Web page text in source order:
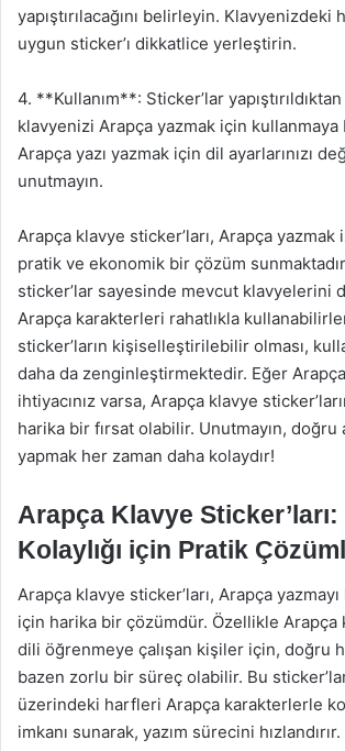
yapıştırılacağını belirleyin.
uygun sticker’ı dikkatlice yerleştirin.
4. **Kullanım**: Sticker’lar
klavyenizi Arapça yazmak için
Arapça yazı yazmak için dil ayarlarınızı
unutmayın.
Arapça klavye sticker’ları, Arapça
pratik ve ekonomik bir çözüm
sticker’lar sayesinde mevcut klavyelerini
Arapça karakterleri rahatlıkla
sticker’ların kişiselleştirilebilir olması,
daha da zenginleştirmektedir. Eğer
ihtiyacınız varsa, Arapça klavye
harika bir fırsat olabilir. Unutmayın, doğru
yapmak her zaman daha kolaydır!
Arapça Klavye Sticker’ları:
Kolaylığı için Pratik
Arapça klavye sticker’ları, Arapça
için harika bir çözümdür. Özellikle Arapça
dili öğrenmeye çalışan kişiler için, doğru
bazen zorlu bir süreç olabilir. Bu
üzerindeki harfleri Arapça karakterlerle
imkanı sunarak, yazım sürecini hızlandırır.